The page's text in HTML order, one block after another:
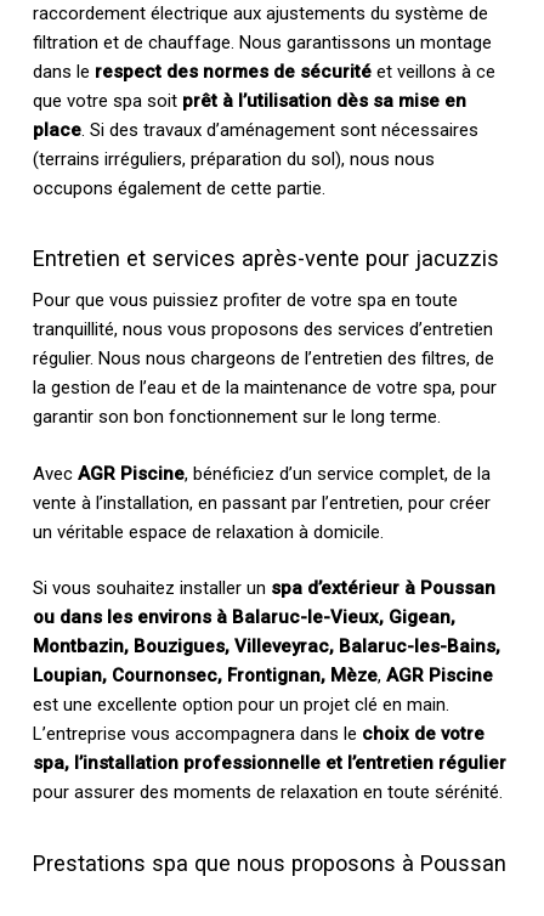
raccordement électrique aux ajustements du système de
filtration et de chauffage. Nous garantissons un montage
dans le respect des normes de sécuritéet veillons à ce
que votre spa soit prêt à l’utilisation dès sa mise en
place. Si des travaux d’aménagement sont nécessaires
(terrains irréguliers, préparation du sol), nous nous
occupons également de cette partie.
Entretien et services après-vente pour jacuzzis
Pour que vous puissiez profiter de votre spa en toute
tranquillité, nous vous proposons des services d’entretien
régulier. Nous nous chargeons de l’entretien des filtres, de
la gestion de l’eau et de la maintenance de votre spa, pour
garantir son bon fonctionnement sur le long terme.
Avec AGR Piscine, bénéficiez d’un service complet, de la
vente à l’installation, en passant par l’entretien, pour créer
un véritable espace de relaxation à domicile.
Si vous souhaitez installer un spa d’extérieur à Poussan
ou dans les environs à Balaruc-le-Vieux, Gigean,
Montbazin, Bouzigues, Villeveyrac, Balaruc-les-Bains,
Loupian, Cournonsec, Frontignan, Mèze, AGR Piscine
est une excellente option pour un projet clé en main.
L’entreprise vous accompagnera dans le choix de votre
spa, l’installation professionnelle et l’entretien régulier
pour assurer des moments de relaxation en toute sérénité.
Prestations spa que nous proposons à Poussan